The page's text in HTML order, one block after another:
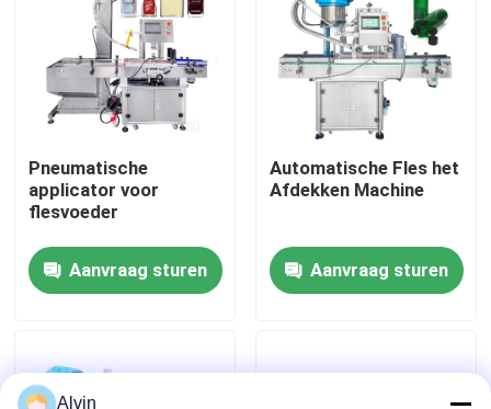
Fabrieksreis
Kwaliteitscontrole
Contacteer ons
Nieuws
automatische etiketteringsmachine
Pneumatische
applicator voor
flesvoeder
Aanvraag sturen
Automatische Fles het
Afdekken Machine
Aanvraag sturen
Alvin